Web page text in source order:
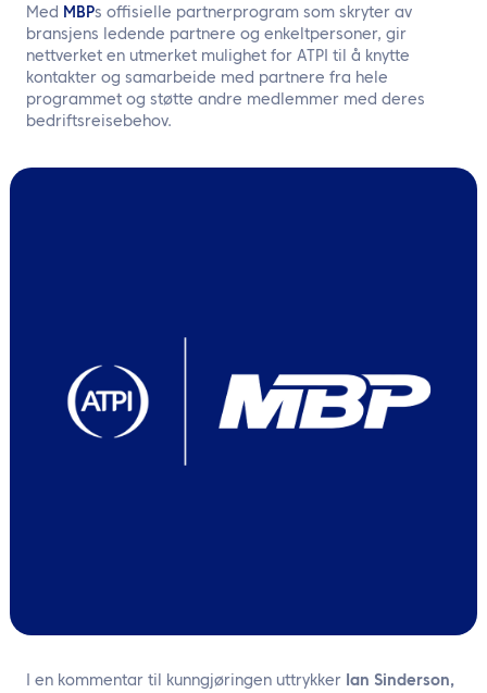
Med MBPs offisielle partnerprogram som skryter av
bransjens ledende partnere og enkeltpersoner, gir
nettverket en utmerket mulighet for ATPI til å knytte
kontakter og samarbeide med partnere fra hele
programmet og støtte andre medlemmer med deres
bedriftsreisebehov.
I en kommentar til kunngjøringen uttrykker Ian Sinderson,